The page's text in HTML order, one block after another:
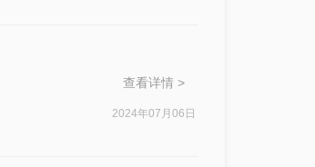
查看详情 >
2024年07月06日